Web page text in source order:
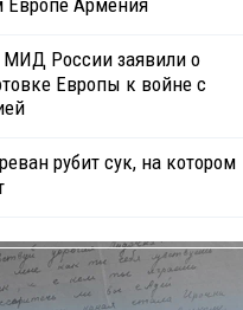
Европе Армения
МИД России заявили о
Европы к войне с
рубит сук, на котором